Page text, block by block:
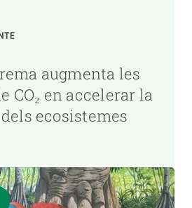
augmenta les
CO₂ en accelerar la
ecosistemes